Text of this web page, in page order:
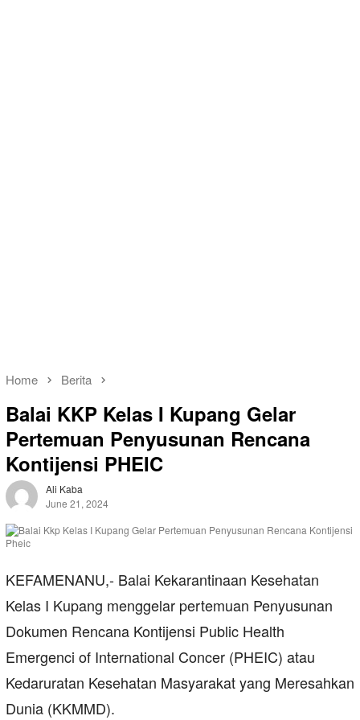
Home Berita
Balai KKP Kelas I Kupang Gelar
Pertemuan Penyusunan Rencana
Kontijensi PHEIC
Ali Kaba
June 21, 2024
KEFAMENANU,- Balai Kekarantinaan Kesehatan
Kelas I Kupang menggelar pertemuan Penyusunan
Dokumen Rencana Kontijensi Public Health
Emergenci of International Concer (PHEIC) atau
Kedaruratan Kesehatan Masyarakat yang Meresahkan
Dunia (KKMMD).